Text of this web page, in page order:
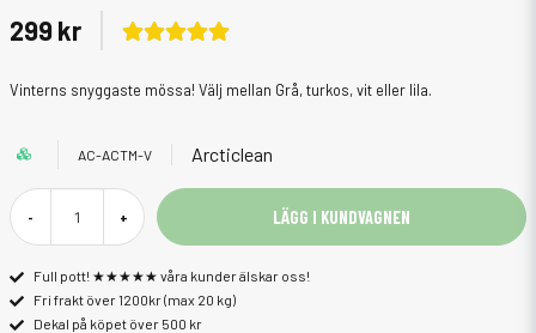
299 kr
Vinterns snyggaste mössa! Välj mellan Grå, turkos, vit eller lila.
AC-ACTM-V Arcticlean
- + LÄGG I KUNDVAGNEN
Full pott! ★★★★★ våra kunder älskar oss!
Fri frakt över 1200kr (max 20 kg)
Dekal på köpet över 500 kr